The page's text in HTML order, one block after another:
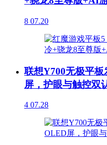
8 07.20
联想Y700无极平
屏，护眼与触控双
4 07.28